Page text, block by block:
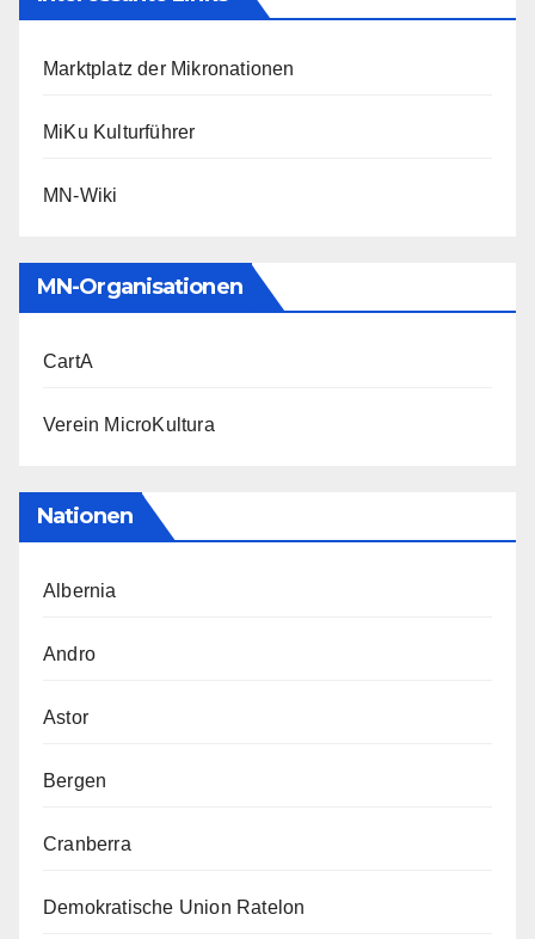
Marktplatz der Mikronationen
MiKu Kulturführer
MN-Wiki
MN-Organisationen
CartA
Verein MicroKultura
Nationen
Albernia
Andro
Astor
Bergen
Cranberra
Demokratische Union Ratelon